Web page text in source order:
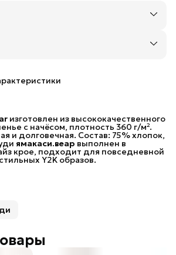
СБП или наличными
выдачи или до двери: Яндекс,
в пункты выдачи заказов
бесплатная доставка в пункты
от 20 000 рублей
бесплатная доставка Почтой
изготовлен из высококачественного
с начёсом, плотность 360 г/м².
и долговечная. Состав: 75% хлопок,
ямакаси.веар выполнен в
крое, подходит для повседневной
Y2K образов.